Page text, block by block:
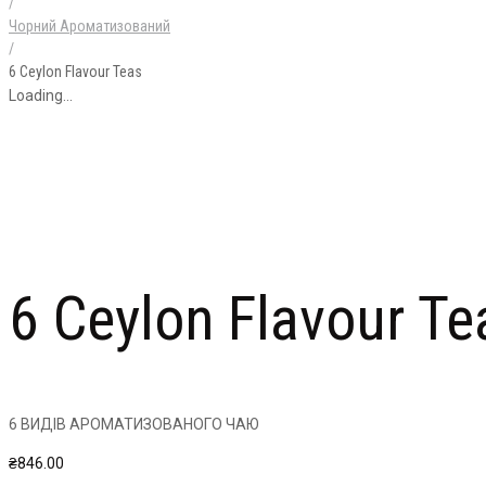
Чорний Ароматизований
/
6 Ceylon Flavour Teas
Loading...
6 Ceylon Flavour
6 ВИДІВ АРОМАТИЗОВАНОГО ЧАЮ
₴846.00